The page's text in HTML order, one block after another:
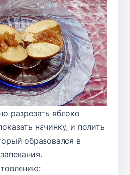
разрезать яблоко
начинку, и полить
образовался в